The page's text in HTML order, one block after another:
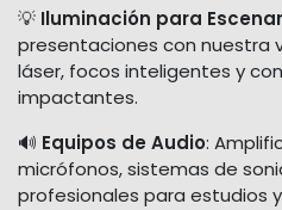
💡 Iluminación para
presentaciones con nuestra
láser, focos inteligentes y
impactantes.
🔊 Equipos de Audio:
micrófonos, sistemas de
profesionales para estudios